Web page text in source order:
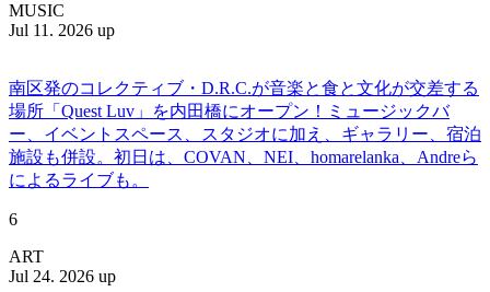
MUSIC
Jul 11. 2026 up
南区発のコレクティブ・D.R.C.が⾳楽と⾷と⽂化が交差する
場所「Quest Luv」を内田橋にオープン！ミュージックバ
ー、イベントスペース、スタジオに加え、ギャラリー、宿泊
施設も併設。初日は、COVAN、NEI、homarelanka、Andreら
によるライブも。
6
ART
Jul 24. 2026 up